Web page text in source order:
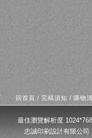
回首頁 /完稿須知 /購物
最佳瀏覽解析度
忠誠印刷設計有限公